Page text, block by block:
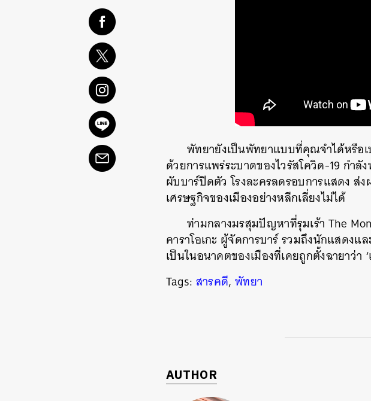
พัทยายังเป็นพัทยาแบบที่คุณจำได้หรือเ
ด้วยการแพร่ระบาดของไวรัสโควิด-19 กำ
ผับบาร์ปิดตัว โรงละครลดรอบการแสดง ส่
เศรษฐกิจของเมืองอย่างหลีกเลี่ยงไม่ได้
ท่ามกลางมรสุมปัญหาที่รุมเร้า The
คาราโอเกะ ผู้จัดการบาร์ รวมถึงนักแสดงแ
เป็นในอนาคตของเมืองที่เคยถูกตั้งฉายาว่า
Tags: สารคดี, พัทยา
AUTHOR